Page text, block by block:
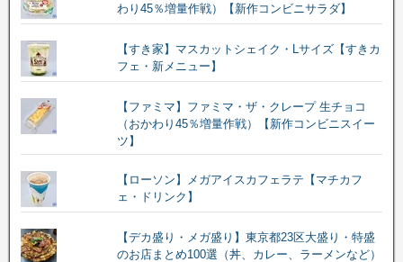
わり45％増量作戦）【新作コンビニサラダ】
【すき家】マスカットシェイク・Lサイズ【すきカ
フェ・新メニュー】
【ファミマ】ファミマ・ザ・クレープ 生チョコ
（おかわり45％増量作戦）【新作コンビニスイー
ツ】
【ローソン】メガアイスカフェラテ【マチカフ
ェ・ドリンク】
【デカ盛り・メガ盛り】東京都23区大盛り・特盛
のお店まとめ100選（丼、カレー、ラーメンなど）